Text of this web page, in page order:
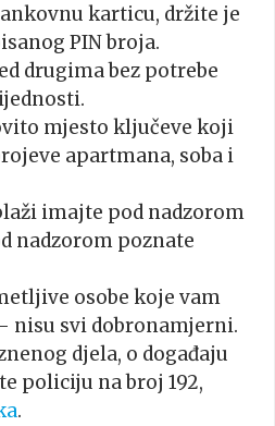
karticu, držite je
PIN broja.
drugima bez potrebe
mjesto ključeve koji
apartmana, soba i
imajte pod nadzorom
nadzorom poznate
osobe koje vam
nisu svi dobronamjerni.
djela, o događaju
policiju na broj 192,
.